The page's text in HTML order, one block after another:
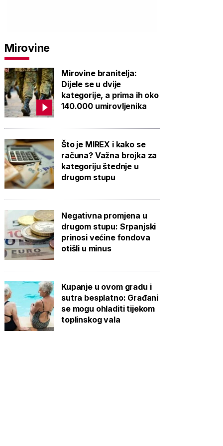
Mirovine
Mirovine branitelja:
Dijele se u dvije
kategorije, a prima ih oko
140.000 umirovljenika
Što je MIREX i kako se
računa? Važna brojka za
kategoriju štednje u
drugom stupu
Negativna promjena u
drugom stupu: Srpanjski
prinosi većine fondova
otišli u minus
Kupanje u ovom gradu i
sutra besplatno: Građani
se mogu ohladiti tijekom
toplinskog vala